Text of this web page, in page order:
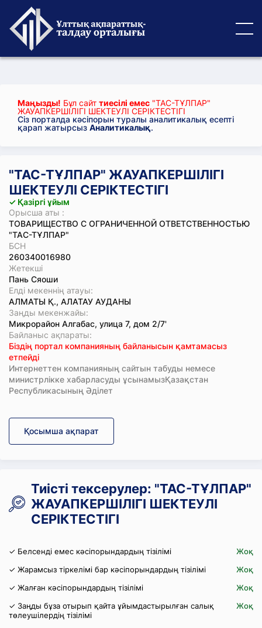
Маңызды! Бұл сайт тиесілі емес "ТАС-ТҰЛПАР"
ЖАУАПКЕРШІЛІГІ ШЕКТЕУЛІ СЕРІКТЕСТІГІ
Сіз порталда кәсіпорын туралы аналитикалық есепті
қарап жатырсыз Аналитикалық.
"ТАС-ТҰЛПАР" ЖАУАПКЕРШІЛІГІ
ШЕКТЕУЛІ СЕРІКТЕСТІГІ
✓ Қазіргі ұйым
Орысша аты :
ТОВАРИЩЕСТВО С ОГРАНИЧЕННОЙ ОТВЕТСТВЕННОСТЬЮ
"ТАС-ТҰЛПАР"
БСН
260340016980
Жетекші
Пань Сяоши
Елді мекеннің атауы:
АЛМАТЫ Қ., АЛАТАУ АУДАНЫ
Заңды мекенжайы:
Микрорайон Алгабас, улица 7, дом 2/7'
Байланыс ақпараты:
Біздің портал компанияның байланысын қамтамасыз
етпейді
Интернеттен компанияның сайтын табуды немесе
министрлікке хабарласуды ұсынамызҚазақстан
Республикасының Әділет
Қосымша ақпарат
Тиісті тексерулер: "ТАС-ТҰЛПАР"
ЖАУАПКЕРШІЛІГІ ШЕКТЕУЛІ
СЕРІКТЕСТІГІ
✓ Белсенді емес кәсіпорындардың тізілімі
Жоқ
✓ Жарамсыз тіркелімі бар кәсіпорындардың тізілімі
Жоқ
✓ Жалған кәсіпорындардың тізілімі
Жоқ
✓ Заңды бұза отырып қайта ұйымдастырылған салық
төлеушілердің тізілімі
Жоқ